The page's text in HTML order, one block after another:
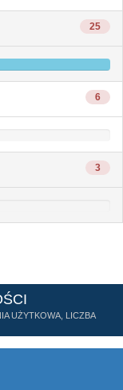
25
6
3
UŻYTKOWA, LICZBA